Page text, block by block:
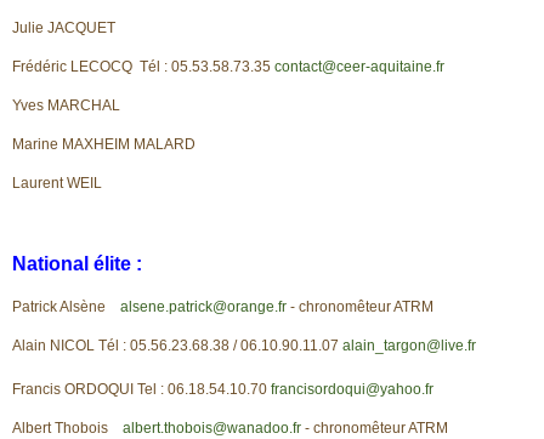
Julie JACQUET
Frédéric LECOCQ Tél : 05.53.58.73.35 contact@ceer-aquitaine.fr
Yves MARCHAL
Marine MAXHEIM MALARD
Laurent WEIL
National élite :
Patrick Alsène alsene.patrick@orange.fr - chronomêteur ATRM
Alain NICOL Tél : 05.56.23.68.38 / 06.10.90.11.07 alain_targon@live.fr
Francis ORDOQUI Tel : 06.18.54.10.70 francisordoqui@yahoo.fr
Albert Thobois albert.thobois@wanadoo.fr - chronomêteur ATRM